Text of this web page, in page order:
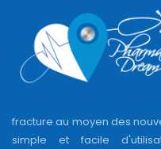
fracture au moyen des
simple et facile